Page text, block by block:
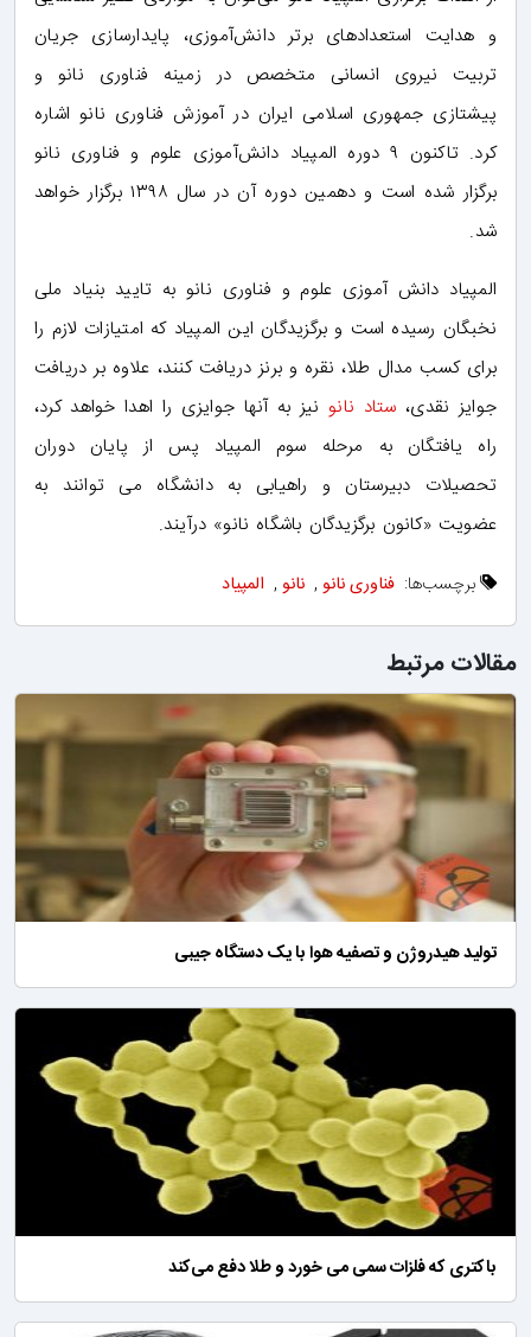
و هدایت استعدادهای برتر دانش‌آموزی، پایدارسازی جریان
تربیت نیروی انسانی متخصص در زمینه فناوری نانو و
پیشتازی جمهوری اسلامی ایران در آموزش فناوری نانو اشاره
کرد. تاکنون ۹ دوره المپیاد دانش‌آموزی علوم و فناوری نانو
برگزار شده است و دهمین دوره آن در سال ۱۳۹۸ برگزار خواهد
شد.
المپیاد دانش آموزی علوم و فناوری نانو به تایید بنیاد ملی
نخبگان رسیده است و برگزیدگان این المپیاد که امتیازات لازم را
برای کسب مدال طلا، نقره و برنز دریافت کنند، علاوه بر دریافت
جوایز نقدی، ستاد نانو نیز به آنها جوایزی را اهدا خواهد کرد،
راه یافتگان به مرحله­ سوم المپیاد پس از پایان دوران
تحصیلات دبیرستان و راهیابی به دانشگاه می توانند به
عضویت «کانون برگزیدگان باشگاه نانو» درآیند.
برچسب‌ها: فناوری نانو , نانو , المپیاد
مقالات مرتبط
تولید هیدروژن و تصفیه هوا با یک دستگاه جیبی
باکتری که فلزات سمی می خورد و طلا دفع می‌کند